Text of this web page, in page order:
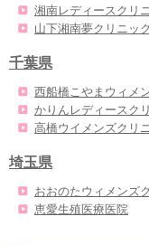
湘南レディースクリ
山下湘南夢クリニック
千葉県
西船橋こやまウィメ
かりんレディースク
高橋ウイメンズクリ
埼玉県
おおのたウィメンズ
恵愛生殖医療医院